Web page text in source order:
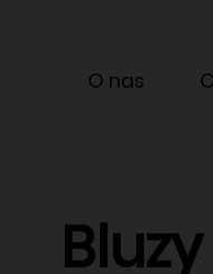
O nas